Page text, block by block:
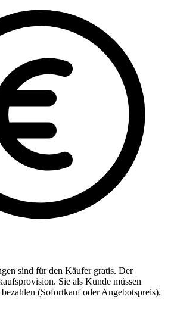
sind für den Käufer gratis. Der
Sie als Kunde müssen
(Sofortkauf oder Angebotspreis).